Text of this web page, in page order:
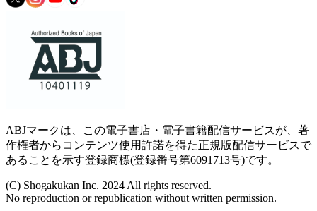
ABJマークは、この電子書店・電子書籍配信サービスが、著
作権者からコンテンツ使用許諾を得た正規版配信サービスで
あることを示す登録商標(登録番号第6091713号)です。
(C) Shogakukan Inc. 2024 All rights reserved.
No reproduction or republication without written permission.